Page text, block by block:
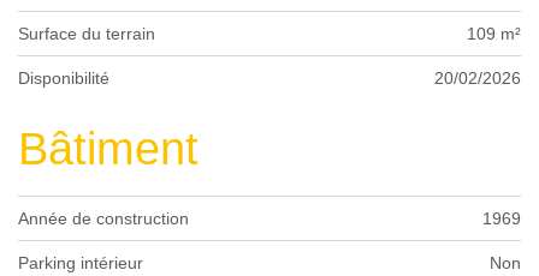
Surface du terrain 109 m²
Disponibilité 20/02/2026
Bâtiment
Année de construction 1969
Parking intérieur Non